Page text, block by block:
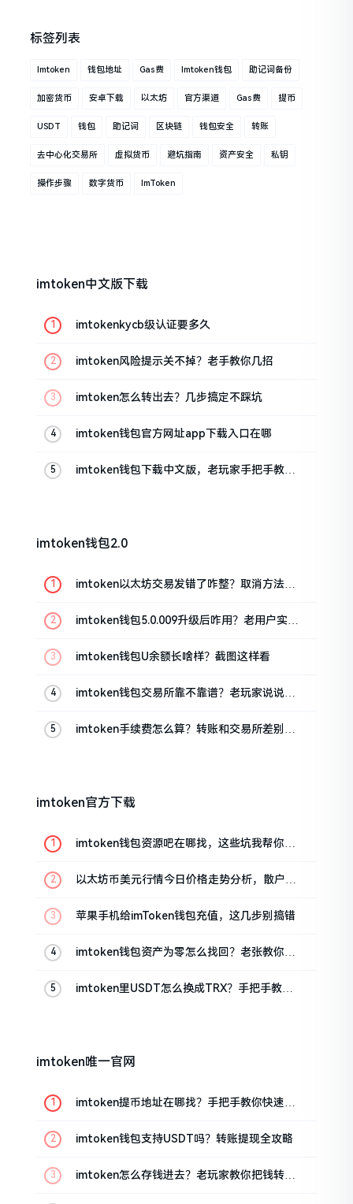
标签列表
Imtoken 钱包地址 Gas费 Imtoken钱包 助记词备份
加密货币 安卓下载 以太坊 官方渠道 Gas费 提币
USDT 钱包 助记词 区块链 钱包安全 转账
去中心化交易所 虚拟货币 避坑指南 资产安全 私钥
操作步骤 数字货币 ImToken
imtoken中文版下载
imtokenkycb级认证要多久
imtoken风险提示关不掉？老手教你几招
imtoken怎么转出去？几步搞定不踩坑
imtoken钱包官方网址app下载入口在哪
imtoken钱包下载中文版，老玩家手把手教你
imtoken钱包2.0
imtoken以太坊交易发错了咋整？取消方法告
imtoken钱包5.0.009升级后咋用？老用户实测
imtoken钱包U余额长啥样？截图这样看
imtoken钱包交易所靠不靠谱？老玩家说说心
imtoken手续费怎么算？转账和交易所差别大
imtoken官方下载
imtoken钱包资源吧在哪找，这些坑我帮你趟
以太坊币美元行情今日价格走势分析，散户如
苹果手机给imToken钱包充值，这几步别搞错
imtoken钱包资产为零怎么找回？老张教你几
imtoken里USDT怎么换成TRX？手把手教你
imtoken唯一官网
imtoken提币地址在哪找？手把手教你快速查
imtoken钱包支持USDT吗？转账提现全攻略
imtoken怎么存钱进去？老玩家教你把钱转进